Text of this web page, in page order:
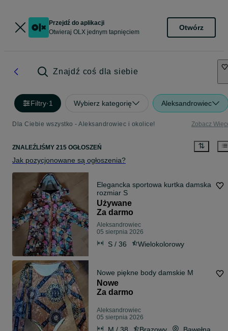
Przejdź do aplikacji
Otwieraj OLX jednym tapnięciem
Otwórz
Znajdź coś dla siebie
Filtry·1 Wybierz kategorię Aleksandrowiec
Dla Ciebie wszystko - Aleksandrowiec i okolice! Zobacz
ZNALEŹLIŚMY 215 OGŁOSZEŃ
Jak pozycjonowane są ogłoszenia?
Elegancka sportowa kurtka damska
rozmiar S
Używane
Za darmo
Aleksandrowiec
05 sierpnia 2026
S / 36 Wielokolorowy
Nowe piękne body damskie M
Nowe
Za darmo
Aleksandrowiec
05 sierpnia 2026